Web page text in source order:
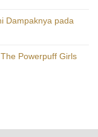
Dampaknya pada
Powerpuff Girls